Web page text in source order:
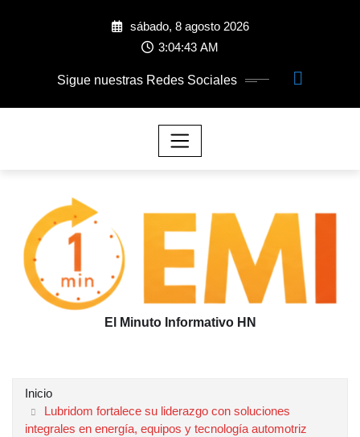
sábado, 8 agosto 2026
3:04:43 AM
Sigue nuestras Redes Sociales
El Minuto Informativo HN
Inicio
Lubridom fortalece su liderazgo con soluciones
integrales en energía, equipos y tecnología automotriz